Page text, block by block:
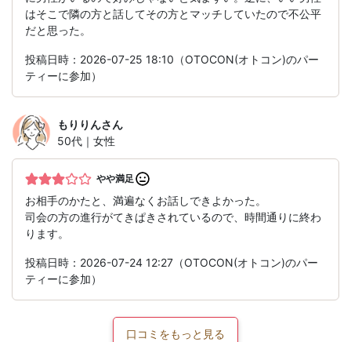
はそこで隣の方と話してその方とマッチしていたので不公平
だと思った。
投稿日時：2026-07-25 18:10（OTOCON(オトコン)のパー
ティーに参加）
もりりんさん
50代｜女性
やや満足
お相手のかたと、満遍なくお話しできよかった。
司会の方の進行がてきぱきされているので、時間通りに終わ
ります。
投稿日時：2026-07-24 12:27（OTOCON(オトコン)のパー
ティーに参加）
口コミをもっと見る